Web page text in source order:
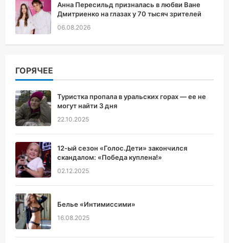
Анна Пересильд призналась в любви Ване
Дмитриенко на глазах у 70 тысяч зрителей
06.08.2026
ГОРЯЧЕЕ
Туристка пропала в уральских горах — ее не
могут найти 3 дня
22.10.2025
12-ый сезон «Голос.Дети» закончился
скандалом: «Победа куплена!»
02.12.2025
Белье «Интимиссими»
16.08.2025